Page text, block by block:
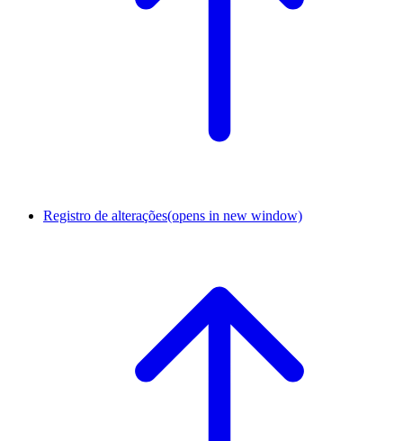
Registro de alterações(opens in new window)